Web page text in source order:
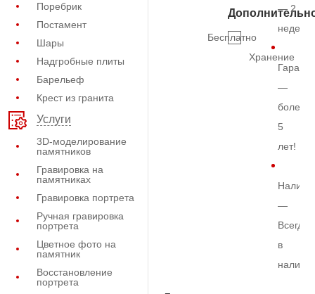
Поребрик
Постамент
Шары
Надгробные плиты
Барельеф
Крест из гранита
Услуги
3D-моделирование
памятников
Гравировка на
памятниках
Гравировка портрета
Ручная гравировка
портрета
Цветное фото на
памятник
Восстановление
портрета
Бесплатно
Хранение
— 2
недели
—
более
5
лет!
—
Всегда
в